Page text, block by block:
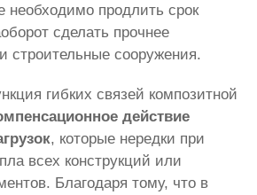
необходимо продлить срок
сделать прочнее
строительные сооружения.
гибких связей композитной
действие
, которые нередки при
всех конструкций или
Благодаря тому, что в